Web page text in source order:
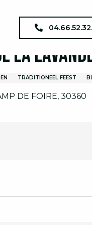
la
TRADITIONEEL FEEST
DE FOIRE, 30360